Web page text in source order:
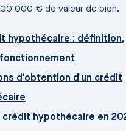
000 € de valeur de bien.
hypothécaire : définition,
d'obtention d'un crédit
crédit hypothécaire en